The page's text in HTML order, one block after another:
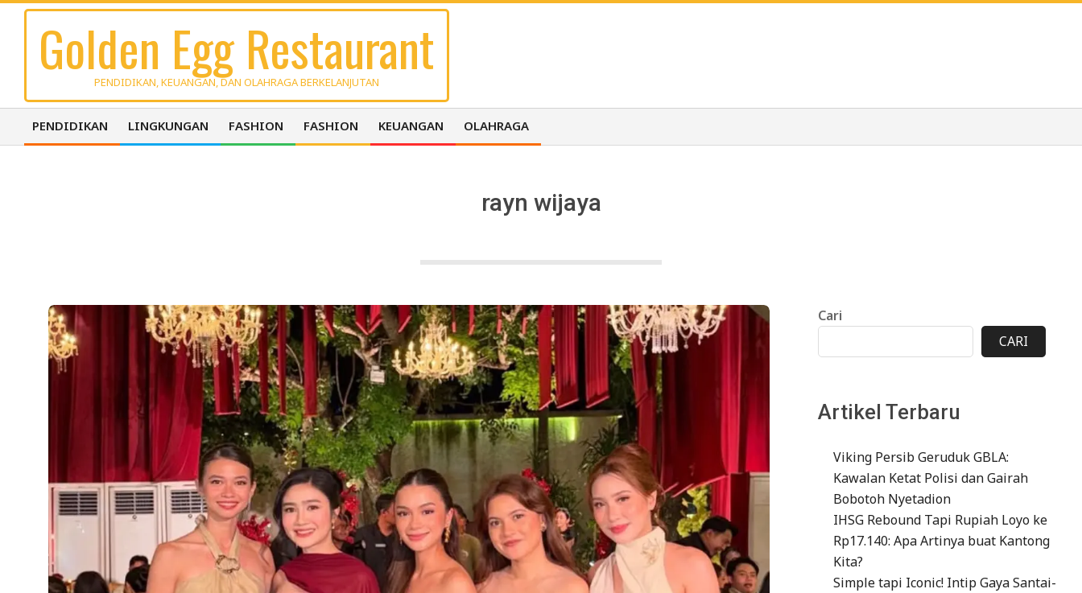
Skip
contentGolden Egg Restaurant
PENDIDIKAN, KEUANGAN, DAN OLAHRAGA BERKELANJUTAN
Primary
PENDIDIKAN LINGKUNGAN FASHION FASHION KEUANGAN OLAHRAGA
rayn wijaya
Cari
CARI
Artikel Terbaru
Viking Persib Geruduk GBLA:
Kawalan Ketat Polisi dan Gairah
Bobotoh Nyetadion
IHSG Rebound Tapi Rupiah Loyo ke
Rp17.140: Apa Artinya buat Kantong
Kita?
Simple tapi Iconic! Intip Gaya Santai-